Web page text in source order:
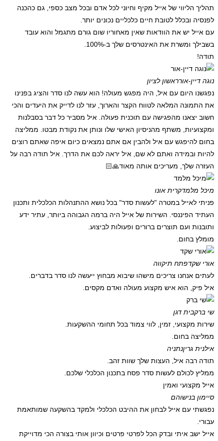
תהליך הליווי של אייל מקיף וחיוני לכל אדם ובכל מצב כספי, גם כהכנה
לפנסיה ובכלל לטובת חיים כלכליים נכונים יותר.
עם אייל יש את הוודאות שאין מאחוריו שום גורם מתגמל והוא עובד
בשבילך ומשרת את האינטרסים שלך ב-100%.
תודה!
נוגה דיין-אורראשון לציון
נפגשנו היום עם איל, היה מפגש מעולה! הוא עשה לנו סדר והציג בפנינו
את התמונה המלאה לטווח הקצר והארוך, עזר לנו לדייק את היעדים והכי
חשוב יצאנו מהפגישה עם תוכנית פעולה. איל מסביר כל דבר בסבלנות
ומקצועיות, משתף מהניסיון האישי שלו ונותן את נקודת מבטו. ממליצה
בחום להיפגש עם איל ולהבין אם אתם נמצאים כיום איפה שאתם רוצים
להיות ובמידה ואתם לא שם, איל יראה לכם את הדרך. איל תודה רבה על
העזרה שלך, מעריכים אותה מאוד🙏🏻
מיכל מלמדקרית אונו
פניתי לאייל במטרה "לעשות סדר" בכל נושא ההתנהלות הכלכלית ותכנון
העתיד הפיננסי. השירות של אייל היה ברמה הגבוהה ביותר, עתיר ידע
ותובנות ועם תוצרים ברורים ופעולות לביצוע.
מומלץ בחום.
אורי שקדפתח תיקווה
לעתים אנחנו צריכים מישהו שיבוא מבחוץ ייעשה לנו סדר בדברים.
איל פיק, הוא איש מקצוע מעולה ואדם מקסים.
שי ברקבית דגן
שירות מקצועי, זמין, לווי צמוד בכל תחומי ההשקעות.
ממליצה בחום.
אילנית גריןנתניה
תודה רבה איל, העצות שלך שוות זהב.
ממליץ לכולם לעשות סדר פסח בתכנון הכלכלי שלכם.
אייל מקצועי ואמין
סיימון בנישוהם
נפגשתי עם אייל לבחון את ההיבט הכלכלי ולמקד בהשקעה שמותאמת
עבורי.
אייל ישב איתי ובדק הכל לפרטי פרטים וכיוון אותי בצורה הכי מדוייקת